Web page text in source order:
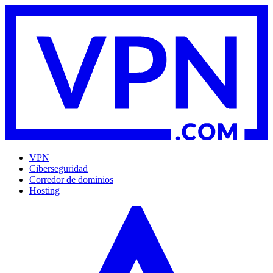
VPN
Ciberseguridad
Corredor de dominios
Hosting